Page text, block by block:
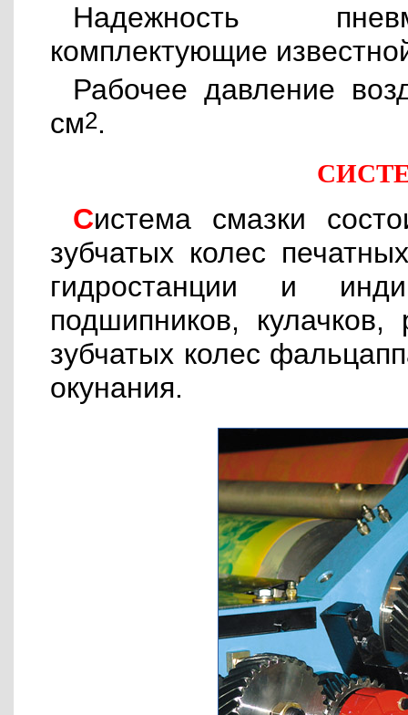
Надежность
комплектующие
Рабочее давление
см2.
Система смазки состоит из циркуляционной смазки
зубчатых колес
гидростанции и
подшипников,
зубчатых колес
окунания.